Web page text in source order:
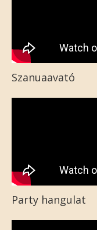
Szanuaavató
Party hangulat